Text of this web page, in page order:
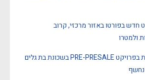
חדש בפורטו באזור מרכזי, קרוב
ולמטרו
שימו לב: דירות בפרויקט PRE-PRESALE בשכונת בת גלים